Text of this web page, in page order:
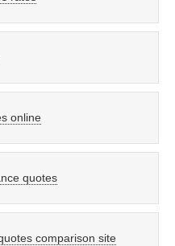
online
quotes
comparison site